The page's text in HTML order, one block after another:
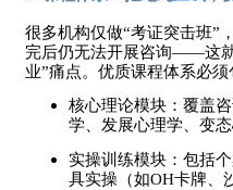
很多机构仅做“考证突击班”
完后仍无法开展咨询——这
业”痛点。优质课程体系必须
核心理论模块：覆盖
学、发展心理学、变
实操训练模块：包括
具实操（如OH卡牌、